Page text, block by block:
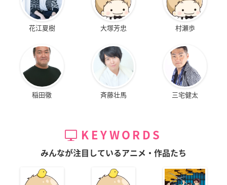
花江夏樹 大塚芳忠 村瀬歩
稲田徹 斉藤壮馬 三宅健太
KEYWORDS
みんなが注目しているアニメ・作品たち